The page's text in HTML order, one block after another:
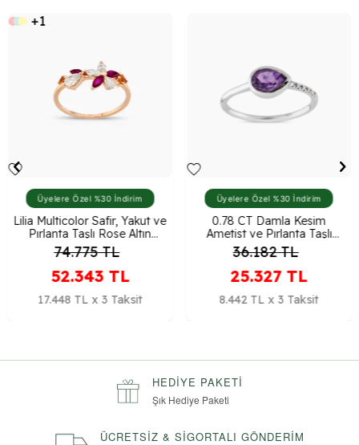
+1
Üyelere Özel %30 İndirim
Lilia Multicolor Safir, Yakut ve
Pırlanta Taşlı Rose Altın
Yüzük
74.775TL
52.343TL
17.448 TL x 3 Taksit
Üyelere Özel %30 İndirim
0.78 CT Damla Kesim
Ametist ve Pırlanta Taşlı
Beyaz Altın Yüzük
36.182TL
25.327TL
8.442 TL x 3 Taksit
HEDIYE PAKETI
Şık Hediye Paketi
ÜCRETSIZ & SIGORTALI GÖNDERIM